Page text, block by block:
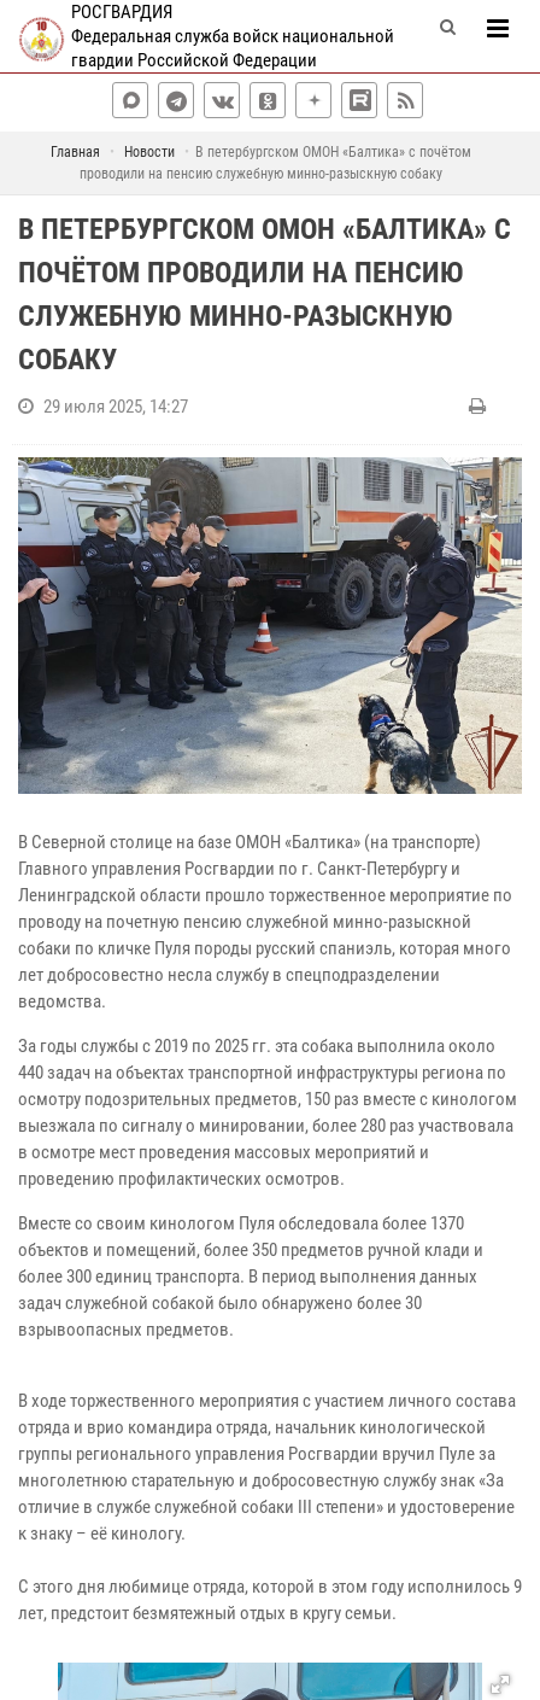
РОСГВАРДИЯ
Федеральная служба войск национальной
гвардии Российской Федерации
Главная Новости
В петербургском ОМОН «Балтика» с почётом
проводили на пенсию служебную минно-разыскную собаку
В ПЕТЕРБУРГСКОМ ОМОН «БАЛТИКА» С
ПОЧЁТОМ ПРОВОДИЛИ НА ПЕНСИЮ
СЛУЖЕБНУЮ МИННО-РАЗЫСКНУЮ
СОБАКУ
29 июля 2025, 14:27
В Северной столице на базе ОМОН «Балтика» (на транспорте)
Главного управления Росгвардии по г. Санкт-Петербургу и
Ленинградской области прошло торжественное мероприятие по
проводу на почетную пенсию служебной минно-разыскной
собаки по кличке Пуля породы русский спаниэль, которая много
лет добросовестно несла службу в спецподразделении
ведомства.
За годы службы с 2019 по 2025 гг. эта собака выполнила около
440 задач на объектах транспортной инфраструктуры региона по
осмотру подозрительных предметов, 150 раз вместе с кинологом
выезжала по сигналу о минировании, более 280 раз участвовала
в осмотре мест проведения массовых мероприятий и
проведению профилактических осмотров.
Вместе со своим кинологом Пуля обследовала более 1370
объектов и помещений, более 350 предметов ручной клади и
более 300 единиц транспорта. В период выполнения данных
задач служебной собакой было обнаружено более 30
взрывоопасных предметов.
В ходе торжественного мероприятия с участием личного состава
отряда и врио командира отряда, начальник кинологической
группы регионального управления Росгвардии вручил Пуле за
многолетнюю старательную и добросовестную службу знак «За
отличие в службе служебной собаки III степени» и удостоверение
к знаку – её кинологу.
С этого дня любимице отряда, которой в этом году исполнилось 9
лет, предстоит безмятежный отдых в кругу семьи.